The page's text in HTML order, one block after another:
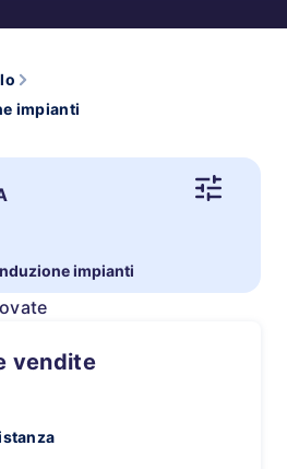
impianti
impianti
vendite